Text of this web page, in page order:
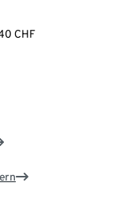
CHF